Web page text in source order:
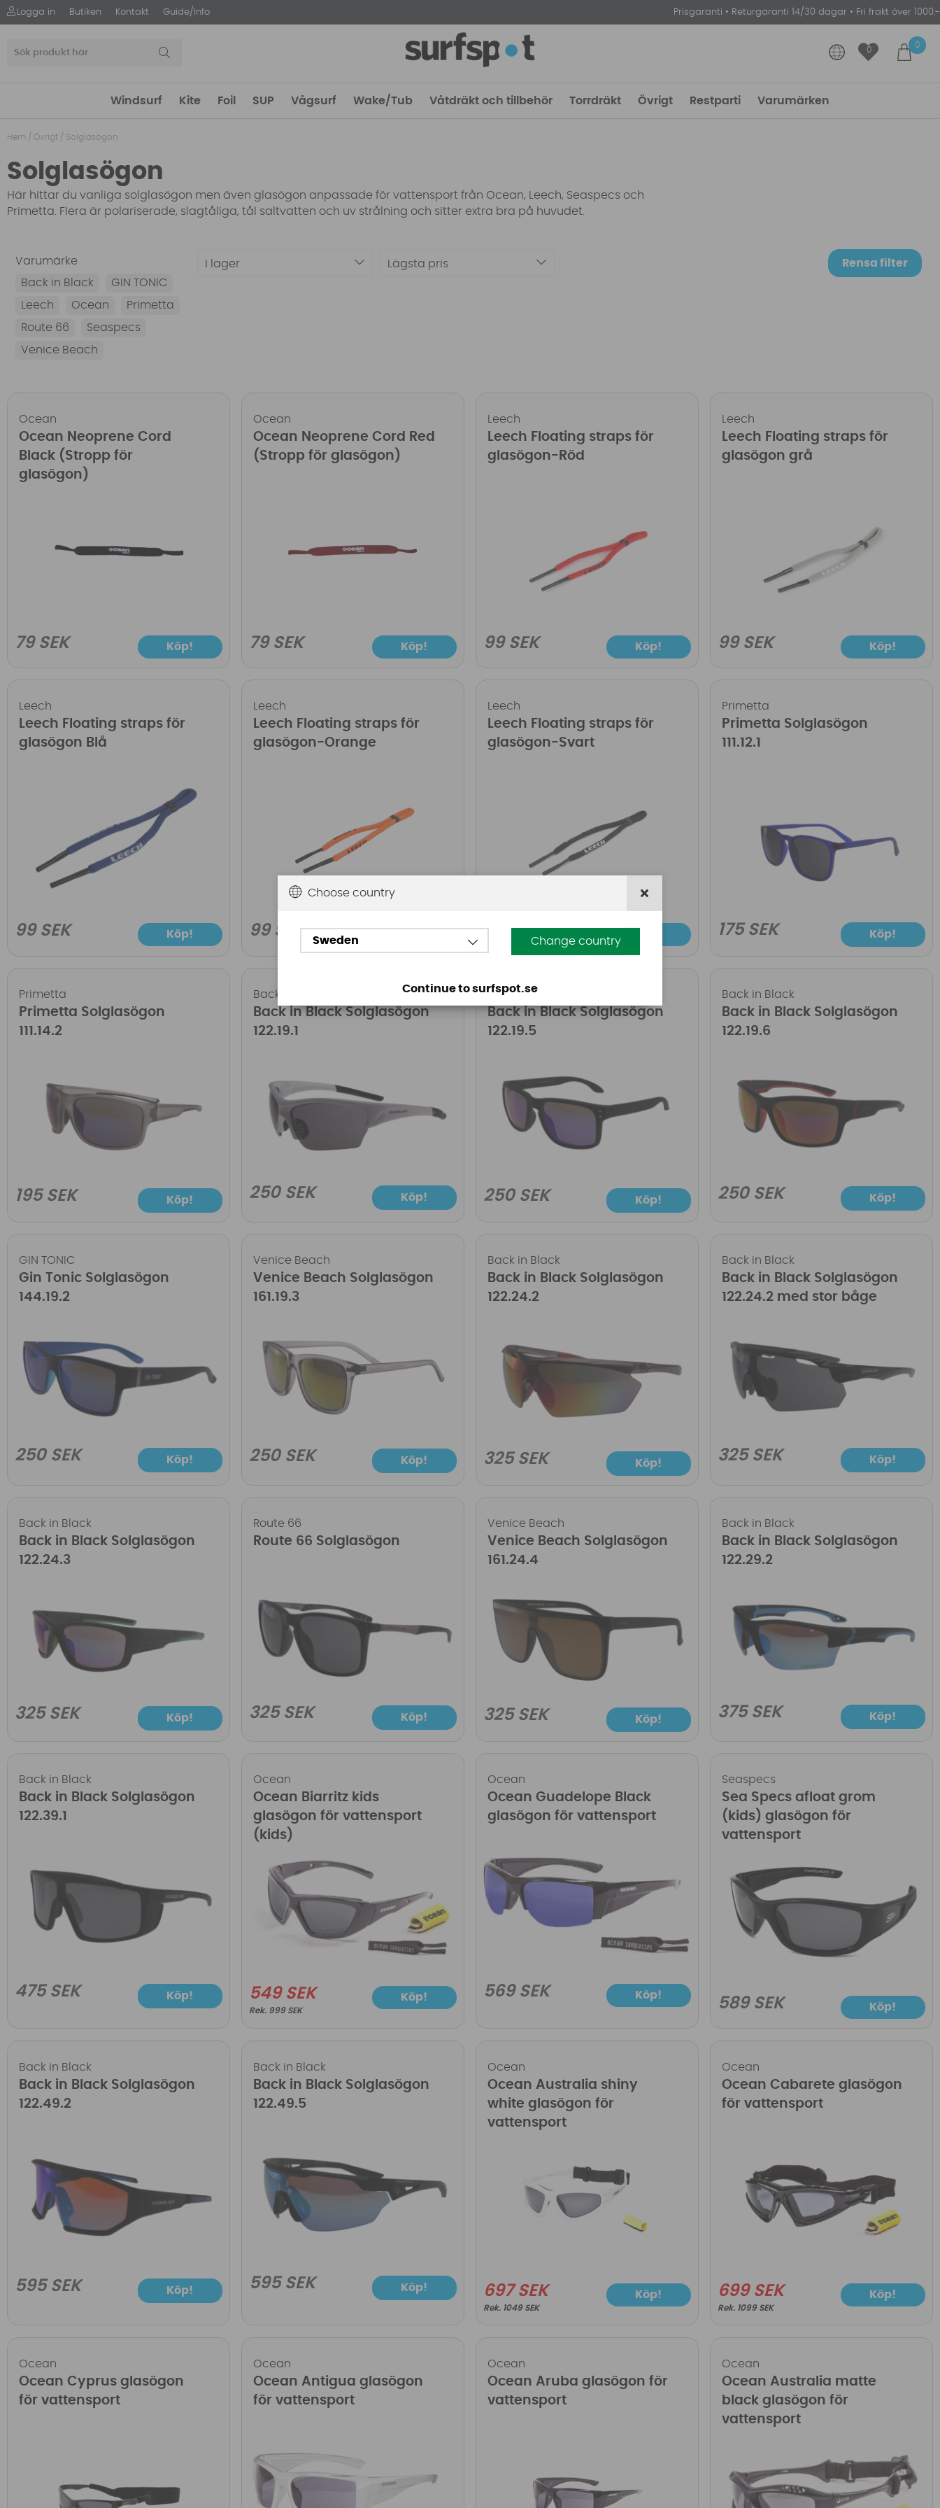
Logga in Butiken Kontakt Guide/Info Prisgaranti • Returgaranti 14/30 dagar • Fri frakt över 1000:-
0
0
Windsurf Kite Foil SUP Vågsurf Wake/Tub Våtdräkt och tillbehör Torrdräkt Övrigt Restparti Varumärken
Hem / Övrigt / Solglasögon
Solglasögon
Här hittar du vanliga solglasögon men även glasögon anpassade för vattensport från Ocean, Leech, Seaspecs och
Primetta. Flera är polariserade, slagtåliga, tål saltvatten och uv strålning och sitter extra bra på huvudet.
Lägsta pris
Varumärke
Back in Black
GIN TONIC
Leech
Ocean
Primetta
Route 66
Seaspecs
Venice Beach
I lager Rensa filter
Ocean
Ocean Neoprene Cord
Black (Stropp för
glasögon)
79 SEK Köp!
Ocean
Ocean Neoprene Cord Red
(Stropp för glasögon)
79 SEK Köp!
Leech
Leech Floating straps för
glasögon-Röd
99 SEK Köp!
Leech
Leech Floating straps för
glasögon grå
99 SEK Köp!
Leech
Leech Floating straps för
glasögon Blå
99 SEK Köp!
Leech
Leech Floating straps för
glasögon-Orange
99 SEK
Leech
Leech Floating straps för
glasögon-Svart
99 SEK
Primetta
Primetta Solglasögon
111.12.1
175 SEK Köp!
Primetta
Primetta Solglasögon
111.14.2
195 SEK Köp!
Back in Black
Back in Black Solglasögon
122.19.1
250 SEK Köp!
Back in Black
Back in Black Solglasögon
122.19.5
250 SEK Köp!
Back in Black
Back in Black Solglasögon
122.19.6
250 SEK Köp!
GIN TONIC
Gin Tonic Solglasögon
144.19.2
250 SEK Köp!
Venice Beach
Venice Beach Solglasögon
161.19.3
250 SEK Köp!
Back in Black
Back in Black Solglasögon
122.24.2
325 SEK Köp!
Back in Black
Back in Black Solglasögon
122.24.2 med stor båge
325 SEK Köp!
Back in Black
Back in Black Solglasögon
122.24.3
325 SEK Köp!
Route 66
Route 66 Solglasögon
325 SEK Köp!
Venice Beach
Venice Beach Solglasögon
161.24.4
325 SEK Köp!
Back in Black
Back in Black Solglasögon
122.29.2
375 SEK Köp!
Back in Black
Back in Black Solglasögon
122.39.1
475 SEK Köp!
Ocean
Ocean Biarritz kids
glasögon för vattensport
(kids)
549 SEK
999 SEK
Köp!
Ocean
Ocean Guadelope Black
glasögon för vattensport
569 SEK Köp!
Seaspecs
Sea Specs afloat grom
(kids) glasögon för
vattensport
589 SEK Köp!
Back in Black
Back in Black Solglasögon
122.49.2
595 SEK Köp!
Back in Black
Back in Black Solglasögon
122.49.5
595 SEK Köp!
Ocean
Ocean Australia shiny
white glasögon för
vattensport
697 SEK
1049 SEK
Köp!
Ocean
Ocean Cabarete glasögon
för vattensport
699 SEK
1099 SEK
Köp!
Ocean
Ocean Cyprus glasögon
för vattensport
Ocean
Ocean Antigua glasögon
för vattensport
Ocean
Ocean Aruba glasögon för
vattensport
Ocean
Ocean Australia matte
black glasögon för
vattensport
Choose country
Sweden Change country
Continue to surfspot.se